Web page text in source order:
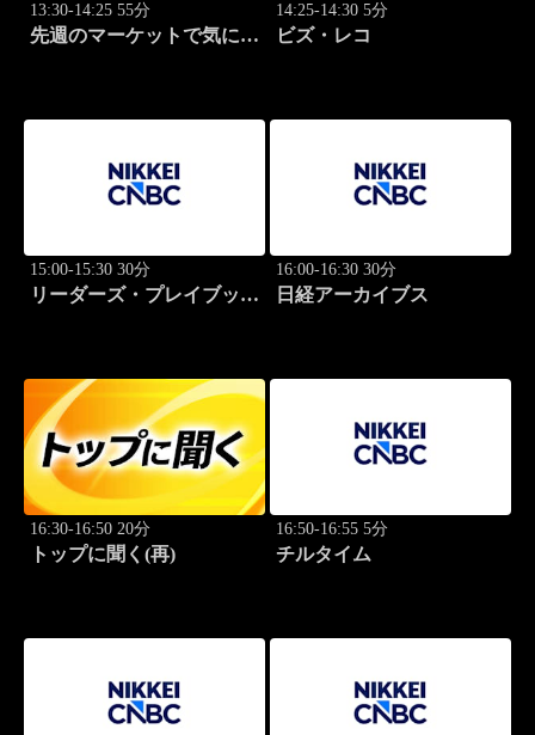
13:30-14:25 55分
先週のマーケットで気にな
14:25-14:30 5分
ビズ・レコ
15:00-15:30 30分
リーダーズ・プレイブック
16:00-16:30 30分
日経アーカイブス
16:30-16:50 20分
トップに聞く(再)
16:50-16:55 5分
チルタイム